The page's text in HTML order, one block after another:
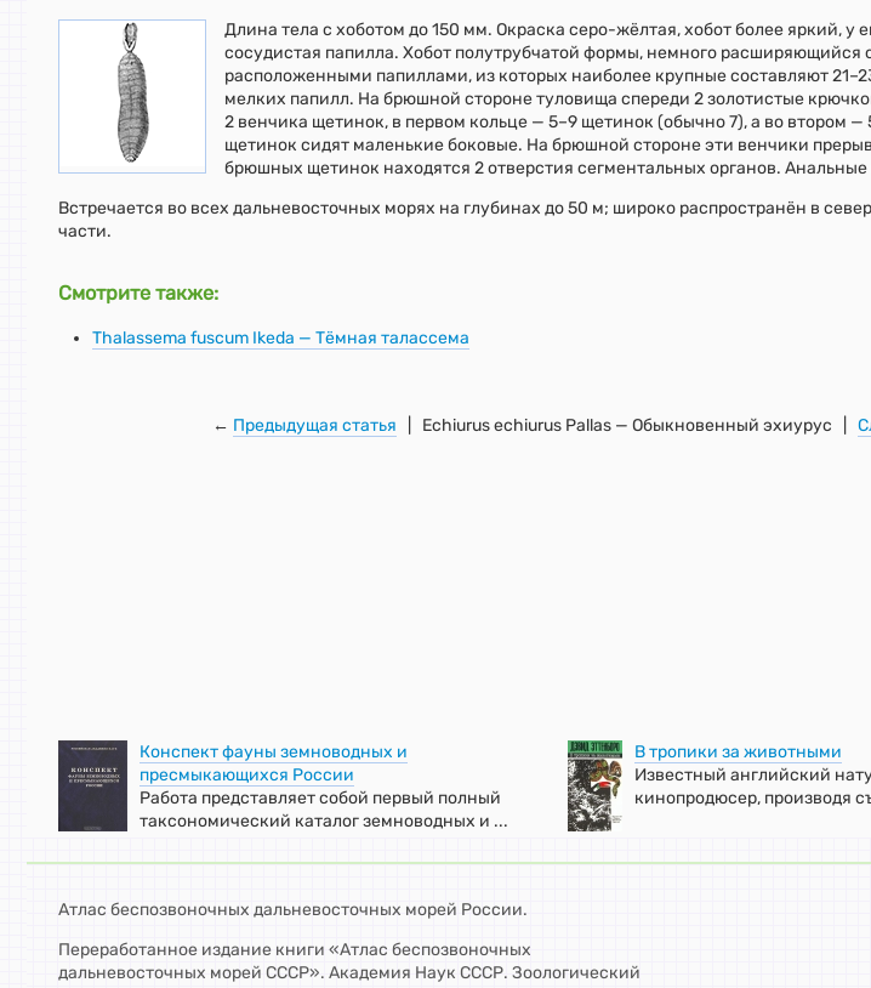
Длина тела с хоботом до 150 мм. Окраска серо-жёлтая, хобот более яркий, у
сосудистая папилла. Хобот полутрубчатой формы, немного расширяющийся
расположенными папиллами, из которых наиболее крупные составляют
мелких папилл. На брюшной стороне туловища спереди 2 золотистые
2 венчика щетинок, в первом кольце — 5–9 щетинок (обычно 7), а во втором
щетинок сидят маленькие боковые. На брюшной стороне эти венчики
брюшных щетинок находятся 2 отверстия сегментальных органов.
Встречается во всех дальневосточных морях на глубинах до 50 м; широко распространён в
части.
Смотрите также:
Thalassema fuscum Ikeda — Тёмная талассема
← Предыдущая статья | Echiurus echiurus Pallas — Обыкновенный эхиурус |
Конспект фауны земноводных и
пресмыкающихся России
Работа представляет собой первый полный
таксономический каталог земноводных и ...
В тропики за животными
Известный английский
кинопродюсер, производя
Атлас беспозвоночных дальневосточных морей России.
Переработанное издание книги «Атлас беспозвоночных
дальневосточных морей СССР». Академия Наук СССР. Зоологический